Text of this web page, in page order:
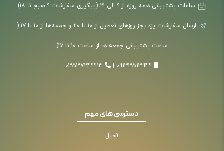
ارسال سفارشات یزد بجز روزهای تعطیل از ۱۰ تا ۲۰ و جمعه‌ها از ۱۰ تا ۱۷ (
ساعت پشتیبانی جمعه ها از ساعت ۱۰ تا ۱۷)
09133513949
03537249913
دسترسی های مهم
آجیل